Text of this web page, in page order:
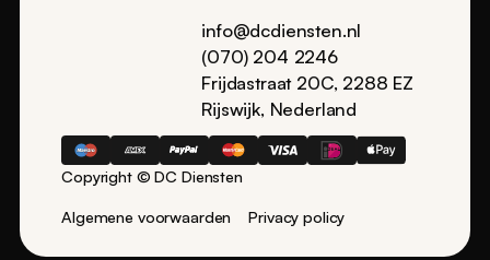
info@dcdiensten.nl
(070) 204 2246
Frijdastraat 20C, 2288 EZ
Rijswijk, Nederland
Copyright © DC Diensten
Algemene voorwaarden Privacy policy